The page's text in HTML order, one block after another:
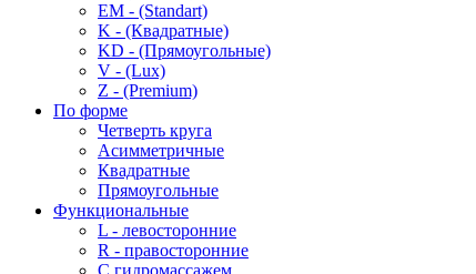
EM - (Standart)
K - (Квадратные)
KD - (Прямоугольные)
V - (Lux)
Z - (Premium)
По форме
Четверть круга
Асимметричные
Квадратные
Прямоугольные
Функциональные
L - левосторонние
R - правосторонние
С гидромассажем